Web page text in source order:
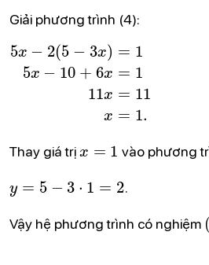
Giải phương trình (4):
x−2(5−3x) =15x−10
Thay giá trị vào phương
−
.
Vậy hệ phương trình có nghiệm
(